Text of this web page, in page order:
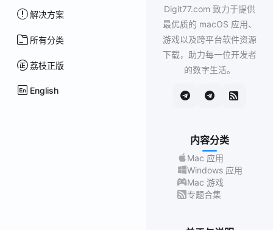
解决方案
所有分类
荔枝正版
English
Digit77.com 致力于提供
最优质的 macOS 应用、
游戏以及跨平台软件资源
下载，助力每一位开发者
的数字生活。
内容分类
Mac 应用
Windows 应用
Mac 游戏
专题合集